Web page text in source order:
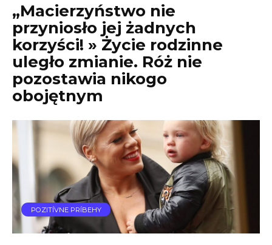
„Macierzyństwo nie
przyniosło jej żadnych
korzyści! » Życie rodzinne
uległo zmianie. Róż nie
pozostawia nikogo
obojętnym
POZITÍVNE PRÍBEHY